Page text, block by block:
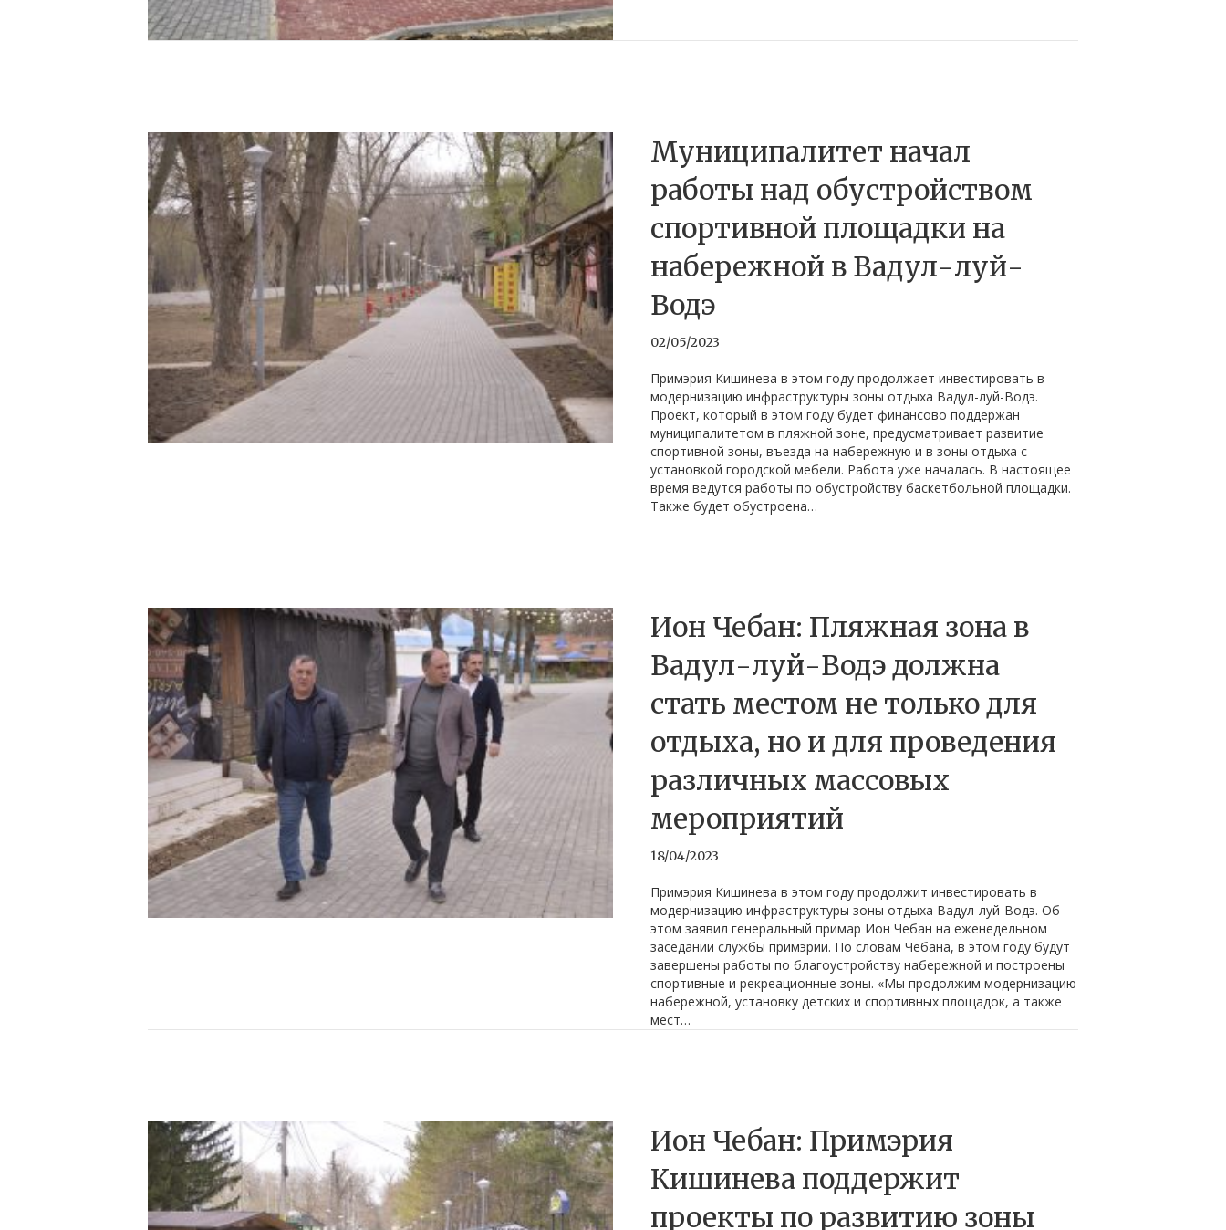
Муниципалитет начал
работы над обустройством
спортивной площадки на
набережной в Вадул-луй-
Водэ
02/05/2023
Примэрия Кишинева в этом году продолжает инвестировать в
модернизацию инфраструктуры зоны отдыха Вадул-луй-Водэ.
Проект, который в этом году будет финансово поддержан
муниципалитетом в пляжной зоне, предусматривает развитие
спортивной зоны, въезда на набережную и в зоны отдыха с
установкой городской мебели. Работа уже началась. В настоящее
время ведутся работы по обустройству баскетбольной площадки.
Также будет обустроена…
Ион Чебан: Пляжная зона в
Вадул-луй-Водэ должна
стать местом не только для
отдыха, но и для проведения
различных массовых
мероприятий
18/04/2023
Примэрия Кишинева в этом году продолжит инвестировать в
модернизацию инфраструктуры зоны отдыха Вадул-луй-Водэ. Об
этом заявил генеральный примар Ион Чебан на еженедельном
заседании службы примэрии. По словам Чебана, в этом году будут
завершены работы по благоустройству набережной и построены
спортивные и рекреационные зоны. «Мы продолжим модернизацию
набережной, установку детских и спортивных площадок, а также
мест…
Ион Чебан: Примэрия
Кишинева поддержит
проекты по развитию зоны